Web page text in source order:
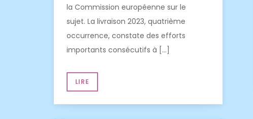
la Commission européenne sur le
sujet. La livraison 2023, quatrième
occurrence, constate des efforts
importants consécutifs à […]
LIRE